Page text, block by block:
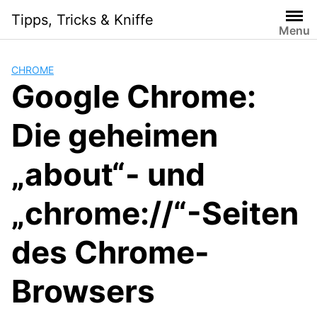
content
Tipps, Tricks & Kniffe
Menu
CHROME
Google Chrome:
Die geheimen
„about“- und
„chrome://“-Seiten
des Chrome-
Browsers